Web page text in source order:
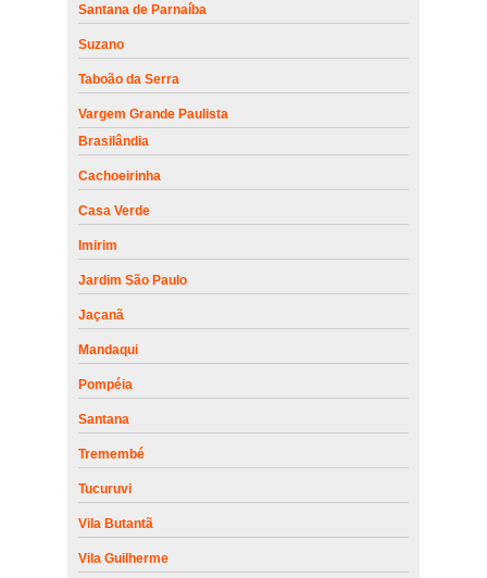
Santana de Parnaíba
Suzano
Taboão da Serra
Vargem Grande Paulista
Brasilândia
Cachoeirinha
Casa Verde
Imirim
Jardim São Paulo
Jaçanã
Mandaqui
Pompéia
Santana
Tremembé
Tucuruvi
Vila Butantã
Vila Guilherme